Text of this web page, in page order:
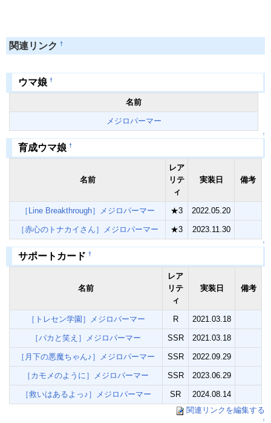
関連リンク †
ウマ娘 †
名前
メジロパーマー
↑
育成ウマ娘 †
名前
レア
リテ
ィ
実装日 備考
［Line Breakthrough］メジロパーマー ★3 2022.05.20
［赤心のトナカイさん］メジロパーマー ★3 2023.11.30
↑
サポートカード †
名前
レア
リテ
ィ
実装日 備考
［トレセン学園］メジロパーマー R 2021.03.18
［バカと笑え］メジロパーマー SSR 2021.03.18
［月下の悪魔ちゃん♪］メジロパーマー SSR 2022.09.29
［カモメのように］メジロパーマー SSR 2023.06.29
［救いはあるよっ♪］メジロパーマー SR
2024.08.14
関連リンクを編集する
↑